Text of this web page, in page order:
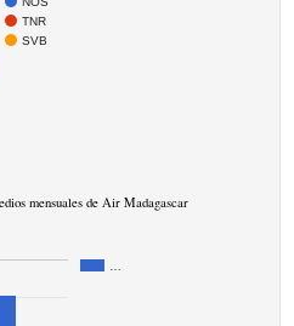
TNR
SVB
mensuales de Air Madagascar